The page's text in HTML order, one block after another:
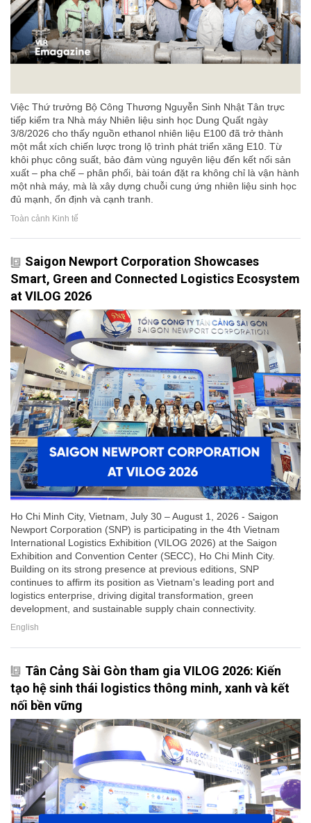
Việc Thứ trưởng Bộ Công Thương Nguyễn Sinh Nhật Tân trực
tiếp kiểm tra Nhà máy Nhiên liệu sinh học Dung Quất ngày
3/8/2026 cho thấy nguồn ethanol nhiên liệu E100 đã trở thành
một mắt xích chiến lược trong lộ trình phát triển xăng E10. Từ
khôi phục công suất, bảo đảm vùng nguyên liệu đến kết nối sản
xuất – pha chế – phân phối, bài toán đặt ra không chỉ là vận hành
một nhà máy, mà là xây dựng chuỗi cung ứng nhiên liệu sinh học
đủ mạnh, ổn định và cạnh tranh.
Toàn cảnh Kinh tế
Saigon Newport Corporation Showcases
Smart, Green and Connected Logistics Ecosystem
at VILOG 2026
Ho Chi Minh City, Vietnam, July 30 – August 1, 2026 - Saigon
Newport Corporation (SNP) is participating in the 4th Vietnam
International Logistics Exhibition (VILOG 2026) at the Saigon
Exhibition and Convention Center (SECC), Ho Chi Minh City.
Building on its strong presence at previous editions, SNP
continues to affirm its position as Vietnam's leading port and
logistics enterprise, driving digital transformation, green
development, and sustainable supply chain connectivity.
English
Tân Cảng Sài Gòn tham gia VILOG 2026: Kiến
tạo hệ sinh thái logistics thông minh, xanh và kết
nối bền vững